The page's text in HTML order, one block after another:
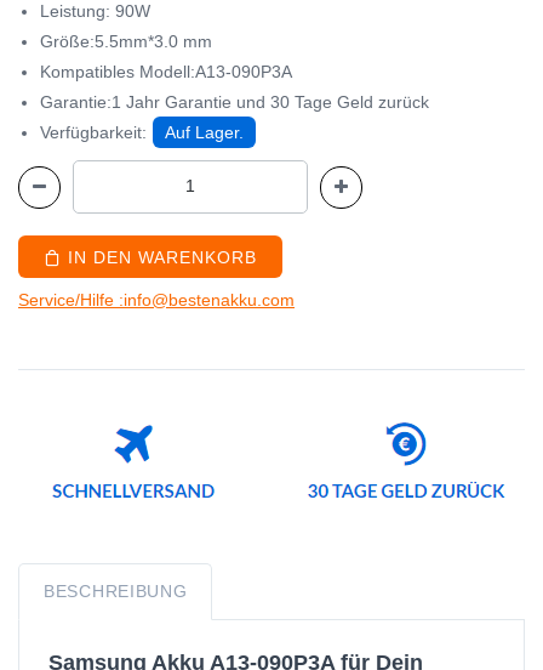
Leistung: 90W
Größe:5.5mm*3.0 mm
Kompatibles Modell:A13-090P3A
Garantie:1 Jahr Garantie und 30 Tage Geld zurück
Verfügbarkeit:
Auf Lager.
IN DEN WARENKORB
Service/Hilfe :info@bestenakku.com
BESCHREIBUNG
Samsung Akku A13-090P3A für Dein